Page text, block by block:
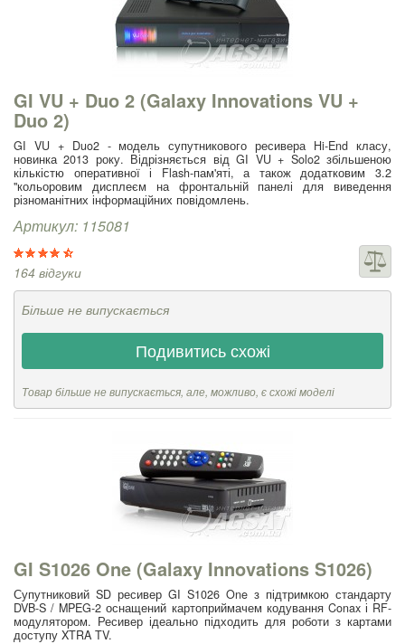
GI VU + Duo 2 (Galaxy Innovations VU +
Duo 2)
GI VU + Duo2 - модель супутникового ресивера Hi-End класу,
новинка 2013 року. Відрізняється від GI VU + Solo2 збільшеною
кількістю оперативної і Flash-пам'яті, а також додатковим 3.2
"кольоровим дисплеєм на фронтальній панелі для виведення
різноманітних інформаційних повідомлень.
Артикул: 115081
164 відгуки
Більше не випускається
Подивитись схожі
Товар більше не випускається, але, можливо, є схожі моделі
GI S1026 One (Galaxy Innovations S1026)
Супутниковий SD ресивер GI S1026 One з підтримкою стандарту
DVB-S / MPEG-2 оснащений картоприймачем кодування Conax і RF-
модулятором. Ресивер ідеально підходить для роботи з картами
доступу XTRA TV.